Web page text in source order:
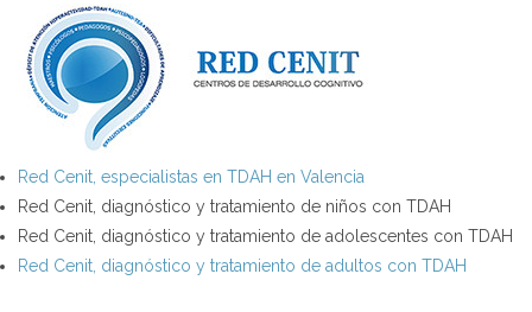
Red Cenit, especialistas en TDAH en Valencia
Red Cenit, diagnóstico y tratamiento de niños con TDAH
Red Cenit, diagnóstico y tratamiento de adolescentes con TDAH
Red Cenit, diagnóstico y tratamiento de adultos con TDAH